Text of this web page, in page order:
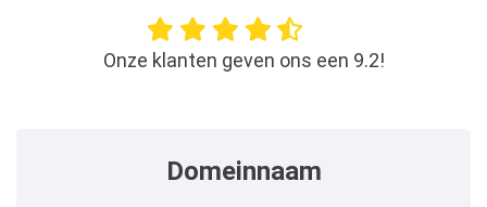
Onze klanten geven ons een 9.2!
Domeinnaam